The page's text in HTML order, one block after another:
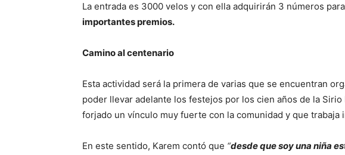
La entrada es 3000 velos y con ella adquirirán 3 números
importantes premios.
Camino al centenario
Esta actividad será la primera de varias que se encuentran
poder llevar adelante los festejos por los cien años de la
forjado un vínculo muy fuerte con la comunidad y que trabaja
En este sentido, Karem contó que “desde que soy una niña